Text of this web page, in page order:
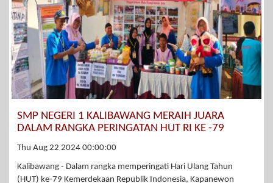
SMP NEGERI 1 KALIBAWANG MERAIH JUARA
DALAM RANGKA PERINGATAN HUT RI KE -79
Thu Aug 22 2024 00:00:00
Kalibawang - Dalam rangka memperingati Hari Ulang Tahun
(HUT) ke-79 Kemerdekaan Republik Indonesia, Kapanewon